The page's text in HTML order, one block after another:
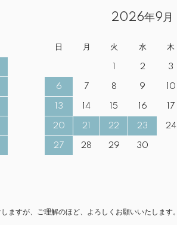
2026年9月
日 月 火 水 木
2 3
6 7 8 9 10
13 14 15 16 17
20 21 22 23 24
27 28 29 30
すが、ご理解のほど、よろしくお願いいたします。